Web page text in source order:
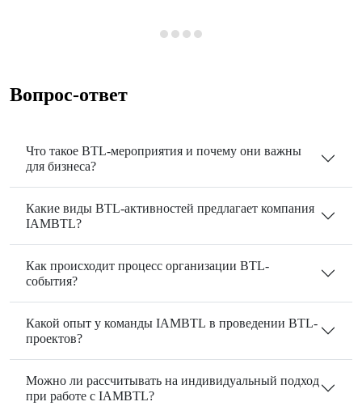
Вопрос-ответ
Что такое BTL-мероприятия и почему они важны
для бизнеса?
Какие виды BTL-активностей предлагает компания
IAMBTL?
Как происходит процесс организации BTL-
события?
Какой опыт у команды IAMBTL в проведении BTL-
проектов?
Можно ли рассчитывать на индивидуальный подход
при работе с IAMBTL?